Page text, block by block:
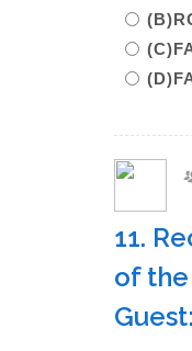
11.
of the